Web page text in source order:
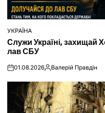
ОПУБЛІКУВАТИ
У
УКРАЇНА
Служи Україні, захищай
лав СБУ
on01.08.2026Опубліковано
Валерій Правдін